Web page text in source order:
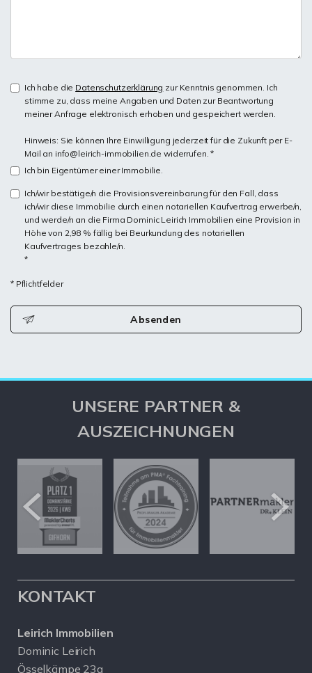
Ich habe die Datenschutzerklärung zur Kenntnis genommen. Ich
stimme zu, dass meine Angaben und Daten zur Beantwortung
meiner Anfrage elektronisch erhoben und gespeichert werden.
Hinweis: Sie können Ihre Einwilligung jederzeit für die Zukunft per E-
Mail an info@leirich-immobilien.de widerrufen. *
Ich bin Eigentümer einer Immobilie.
Ich/wir bestätige/n die Provisionsvereinbarung für den Fall, dass
ich/wir diese Immobilie durch einen notariellen Kaufvertrag erwerbe/n,
und werde/n an die Firma Dominic Leirich Immobilien eine Provision in
Höhe von 2,98 % fällig bei Beurkundung des notariellen
Kaufvertrages bezahle/n.
*
* Pflichtfelder
Absenden
UNSERE PARTNER &
AUSZEICHNUNGEN
KONTAKT
Leirich Immobilien
Dominic Leirich
Össelkämpe 23a